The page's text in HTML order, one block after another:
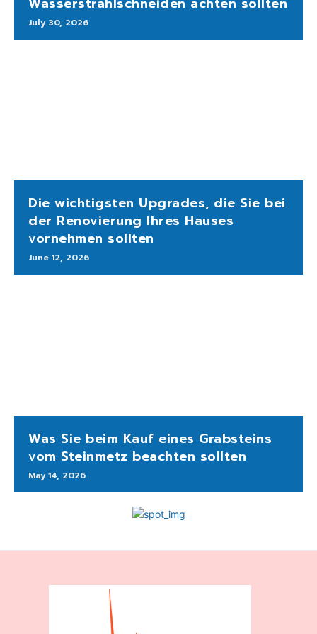
July 30, 2026
Die wichtigsten Upgrades, die Sie bei
der Renovierung Ihres Hauses
vornehmen sollten
June 12, 2026
Was Sie beim Kauf eines Grabsteins
vom Steinmetz beachten sollten
May 14, 2026